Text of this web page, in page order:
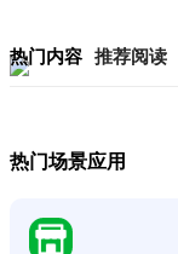
热门内容 推荐阅读
热门场景应用